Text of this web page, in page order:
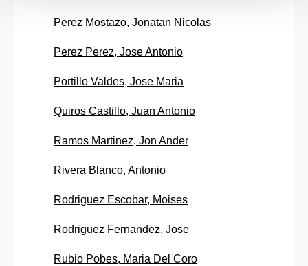
Perez Mostazo, Jonatan Nicolas
Perez Perez, Jose Antonio
Portillo Valdes, Jose Maria
Quiros Castillo, Juan Antonio
Ramos Martinez, Jon Ander
Rivera Blanco, Antonio
Rodriguez Escobar, Moises
Rodriguez Fernandez, Jose
Rubio Pobes, Maria Del Coro